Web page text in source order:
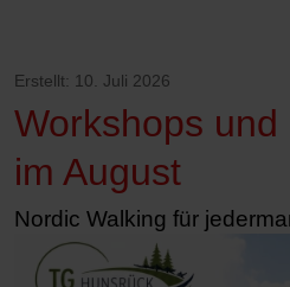
Erstellt: 10. Juli 2026
Workshops
im August
Nordic Walking für